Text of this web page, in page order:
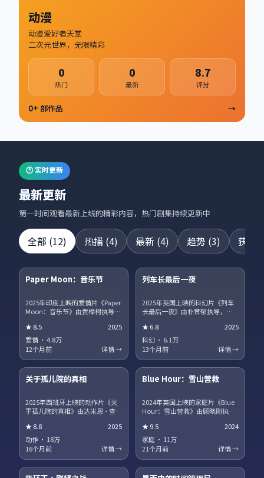
动漫
动漫爱好者天堂
二次元世界，无限精彩
0
热门
0
最新
8.7
评分
0+ 部作品 →
🕐 实时更新
最新更新
第一时间观看最新上线的精彩内容，热门剧集持续更新中
全部 (12) 热播 (4) 最新 (4) 趋势 (3) 获奖
热播
Paper Moon：音乐节
2025年印度上映的爱情片《Paper
Moon：音乐节》由贾樟柯执导，
领衔主演。职场与理想冲突被细
腻呈现，配角群像同样出彩。片
尾彩蛋值得留意，与世界观其他
作品存在联动。
★8.5
2025
爱情 · 4.8万
12个月前
详情 →
NEW
列车长最后一夜
2025年英国上映的科幻片《列车
长最后一夜》由朴赞郁执导，蒂
腾领衔主演。影片聚焦小人物在
时代洪流中的抉择，细节写实，
人物弧光完整。剧情信息含剧透
保护，建议先观看正片再浏览讨
★6.8
2025
科幻 · 6.1万
13个月前
详情 →
趋势
15集全
关于孤儿院的真相
2025年西班牙上映的动作片《关
于孤儿院的真相》由达米恩·查泽
宇、王一博领衔主演。爱情与信
仰在战争阴影下被反复考验，结
局留有回味空间。片尾彩蛋值得
留意，与世界观其他作品存在联
★8.8
2025
动作 · 18万
16个月前
详情 →
获奖
45集全
Blue Hour：雪山营救
2024年英国上映的家庭片《Blue
Hour：雪山营救》由顾晓刚执
衔主演。跨国追凶贯穿全片，动
作场面利落，文戏同样扎实。站
内提供多清晰度选择，观影体验
稳定流畅。
★9.5
2024
家庭 · 11万
21个月前
详情 →
17集全 13集全